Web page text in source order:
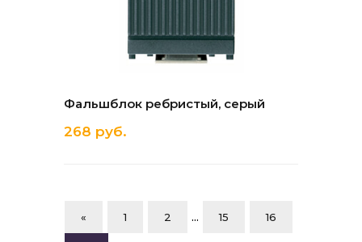
Фальшблок ребристый, серый
268 руб.
« 1 2 ... 15 16